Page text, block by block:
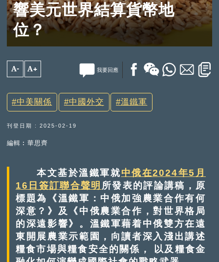
響美元世界結算貨幣地
位？
A- A+ 我要回應
中美關係 中國外交 溫鐵軍
刊登日期 : 2025-02-19
編輯︰華思齊
本文基於溫鐵軍就中俄在2024年5月
16日簽訂聯合聲明 所發表的評論講稿，原
標題為《溫鐵軍：中俄加強農業合作有何
深意？》及《中俄農業合作，對世界格局
的深遠影響》。溫鐵軍藉着中俄雙方在遠
東開展農業示範園，向讀者深入淺出講述
糧食市場與糧食安全的關係， 以及糧食金